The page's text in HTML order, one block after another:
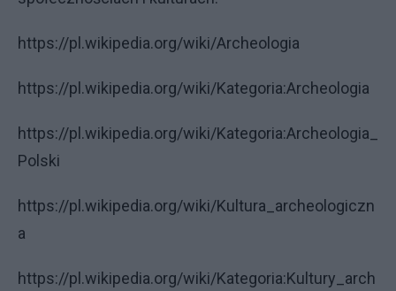
https://pl.wikipedia.org/wiki/Archeologia
https://pl.wikipedia.org/wiki/Kategoria:Archeologia
https://pl.wikipedia.org/wiki/Kategoria:Archeologia_
Polski
https://pl.wikipedia.org/wiki/Kultura_archeologiczn
a
https://pl.wikipedia.org/wiki/Kategoria:Kultury_arch